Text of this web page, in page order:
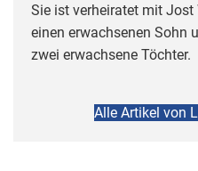
Sie ist verheiratet mit Jost
einen erwachsenen Sohn
zwei erwachsene Töchter.
Alle Artikel von